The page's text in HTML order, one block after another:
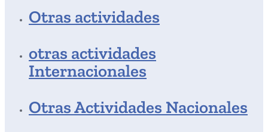
Otras actividades
otras actividades
Internacionales
Otras Actividades Nacionales